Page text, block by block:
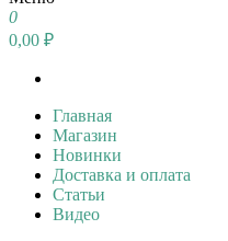
0
0,00 ₽
Главная
Магазин
Новинки
Доставка и оплата
Статьи
Видео